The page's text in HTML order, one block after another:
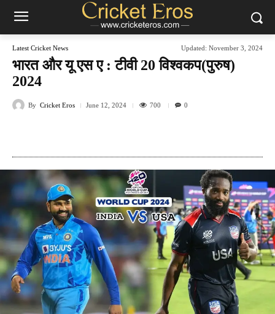
Latest Cricket News Updated: November 3, 2024
भारत और यू एस ए : टीवी 20 विश्वकप(पुरुष)
2024
By Cricket Eros June 12, 2024 700 0